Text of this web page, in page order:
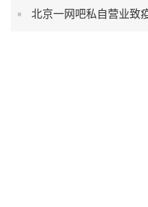
北京一网吧私自营业致疫情传